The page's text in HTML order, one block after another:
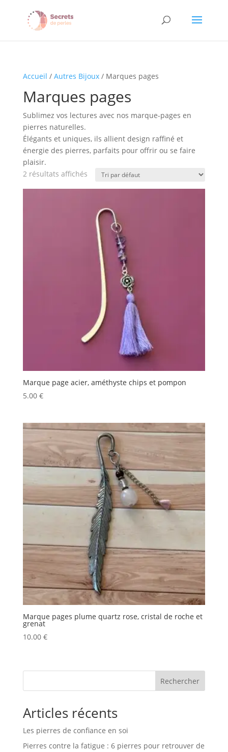
Accueil / Autres Bijoux/ Marques pages
Marques pages
Sublimez vos lectures avec nos marque-pages en
pierres naturelles.
Élégants et uniques, ils allient design raffiné et
énergie des pierres, parfaits pour offrir ou se faire
plaisir.
2 résultats affichés
Marque page acier, améthyste chips et pompon
5.00 €
Marque pages plume quartz rose, cristal de roche et
grenat
10.00 €
Rechercher
Articles récents
Les pierres de confiance en soi
Pierres contre la fatigue : 6 pierres pour retrouver de